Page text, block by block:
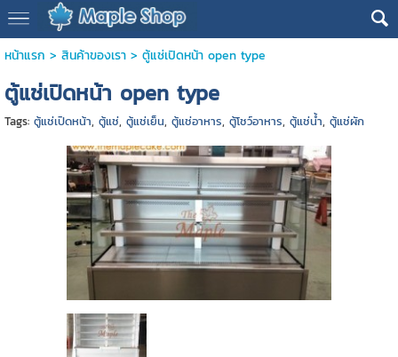
หน้าแรก > สินค้าของเรา> ตู้แช่เปิดหน้า open type
ตู้แช่เปิดหน้า open type
Tags: ตู้แช่เปิดหน้า, ตู้แช่, ตู้แช่เย็น, ตู้แช่อาหาร, ตู้โชว์อาหาร, ตู้แช่น้ำ, ตู้แช่ผัก